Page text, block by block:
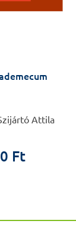
Attila
Ft